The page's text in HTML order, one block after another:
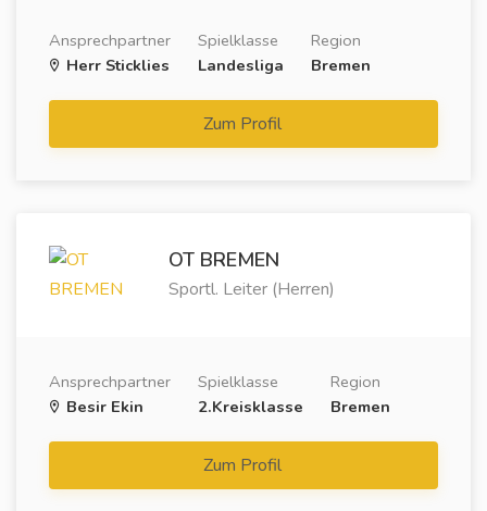
Ansprechpartner
Herr Sticklies
Spielklasse
Landesliga
Region
Bremen
Zum Profil
OT BREMEN
Sportl. Leiter (Herren)
Ansprechpartner
Besir Ekin
Spielklasse
2.Kreisklasse
Region
Bremen
Zum Profil